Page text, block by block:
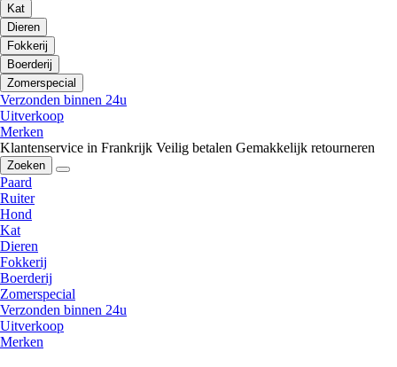
Kat
Dieren
Fokkerij
Boerderij
Zomerspecial
Verzonden binnen 24u
Uitverkoop
Merken
Klantenservice in Frankrijk Veilig betalen Gemakkelijk retourneren
Zoeken
Paard
Ruiter
Hond
Kat
Dieren
Fokkerij
Boerderij
Zomerspecial
Verzonden binnen 24u
Uitverkoop
Merken